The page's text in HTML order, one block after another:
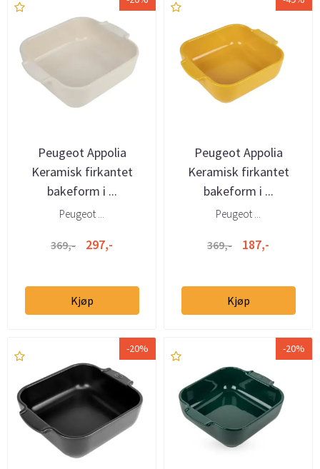
Peugeot Appolia
Keramisk firkantet
bakeform i ...
Peugeot ...
369,- 297,-
Kjøp
Peugeot Appolia
Keramisk firkantet
bakeform i ...
Peugeot ...
369,- 187,-
Kjøp
-20% -20%